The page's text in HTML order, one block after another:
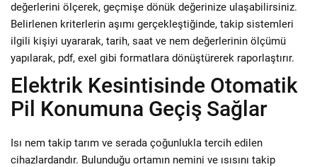
değerlerini ölçerek, geçmişe dönük değerinize ulaşabilirsiniz.
Belirlenen kriterlerin aşımı gerçekleştiğinde, takip sistemleri
ilgili kişiyi uyararak, tarih, saat ve nem değerlerinin ölçümü
yapılarak, pdf, exel gibi formatlara dönüştürerek raporlaştırır.
Elektrik Kesintisinde Otomatik
Pil Konumuna Geçiş Sağlar
Isı nem takip tarım ve serada çoğunlukla tercih edilen
cihazlardandır. Bulunduğu ortamın nemini ve ısısını takip